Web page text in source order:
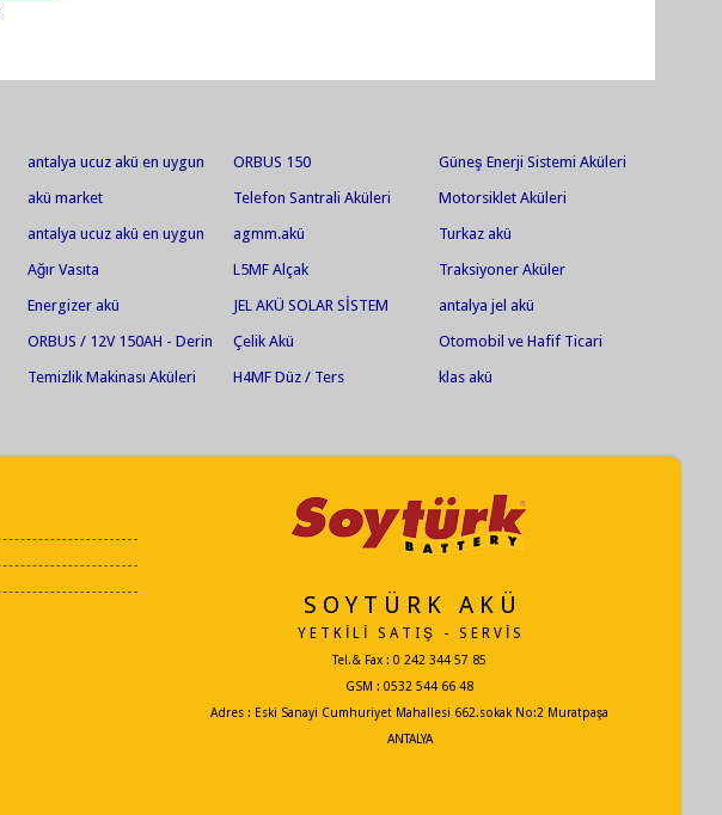
antalya ucuz akü en uygun
ORBUS 150
Güneş Enerji Sistemi Aküleri
akü market Telefon Santrali Aküleri
Motorsiklet Aküleri
antalya ucuz akü en uygun
akü markets olar jel akü
agmm.akü
Turkaz akü
Ağır Vasıta L5MF Alçak
Traksiyoner Aküler
Energizer akü JEL AKÜ SOLAR SİSTEM
antalya jel akü
ORBUS / 12V 150AH - Derin
Çelik Akü
Otomobil ve Hafif Ticari
Temizlik Makinası Aküleri H4MF Düz / Ters
klas akü
S O Y T Ü R K A K Ü
Y E T K İ L İ S A T I Ş - S E R V İ S
Tel.& Fax : 0 242 344 57 85
GSM : 0532 544 66 48
Adres : Eski Sanayi Cumhuriyet Mahallesi 662.sokak No:2 Muratpaşa
ANTALYA